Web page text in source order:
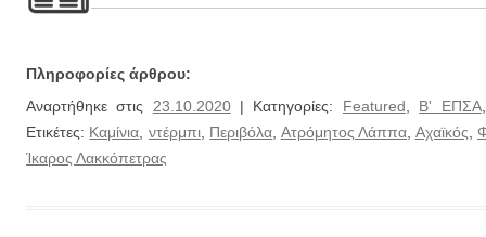
Πληροφορίες άρθρου:
Αναρτήθηκε στις 23.10.2020| Κατηγορίες: Featured, Β' ΕΠΣΑ
Ετικέτες: Καμίνια, ντέρμπι, Περιβόλα, Ατρόμητος Λάππα, Αχαϊκός,
Ίκαρος Λακκόπετρας